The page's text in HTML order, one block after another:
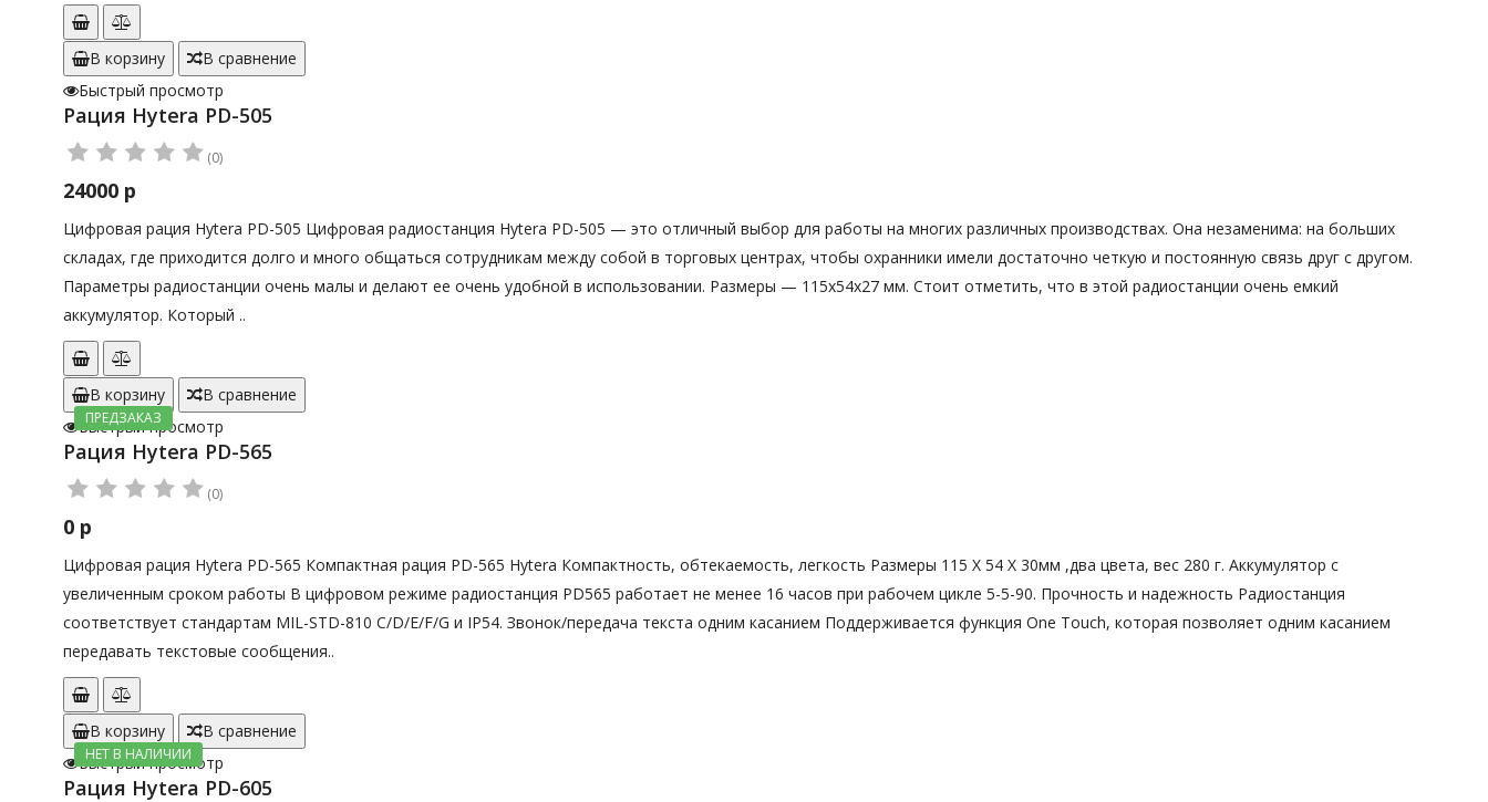
В корзину
В сравнение
Быстрый просмотр
Рация Hytera PD-505
(0)
24000 р
Цифровая рация Hytera PD-505 Цифровая радиостанция Hytera PD-505 — это отличный выбор для работы на многих различных производствах. Она незаменима: на больших
складах, где приходится долго и много общаться сотрудникам между собой в торговых центрах, чтобы охранники имели достаточно четкую и постоянную связь друг с другом.
Параметры радиостанции очень малы и делают ее очень удобной в использовании. Размеры — 115х54х27 мм. Стоит отметить, что в этой радиостанции очень емкий
аккумулятор. Который ..
ПРЕДЗАКАЗ
В корзину
В сравнение
Быстрый просмотр
Рация Hytera PD-565
(0)
0 р
Цифровая рация Hytera PD-565 Компактная рация PD-565 Hytera Компактность, обтекаемость, легкость Размеры 115 X 54 X 30мм ,два цвета, вес 280 г. Аккумулятор с
увеличенным сроком работы В цифровом режиме радиостанция PD565 работает не менее 16 часов при рабочем цикле 5-5-90. Прочность и надежность Радиостанция
соответствует стандартам MIL-STD-810 C/D/E/F/G и IP54. Звонок/передача текста одним касанием Поддерживается функция One Touch, которая позволяет одним касанием
передавать текстовые сообщения..
НЕТ В НАЛИЧИИ
В корзину
В сравнение
Быстрый просмотр
Рация Hytera PD-605